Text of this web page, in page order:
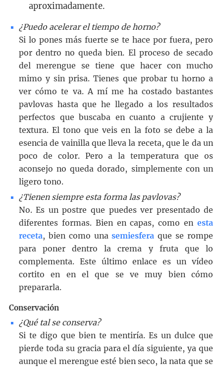
aproximadamente.
¿Puedo acelerar el tiempo de horno?
Si lo pones más fuerte se te hace por fuera, pero
por dentro no queda bien. El proceso de secado
del merengue se tiene que hacer con mucho
mimo y sin prisa. Tienes que probar tu horno a
ver cómo te va. A mí me ha costado bastantes
pavlovas hasta que he llegado a los resultados
perfectos que buscaba en cuanto a crujiente y
textura. El tono que veis en la foto se debe a la
esencia de vainilla que lleva la receta, que le da un
poco de color. Pero a la temperatura que os
aconsejo no queda dorado, simplemente con un
ligero tono.
¿Tienen siempre esta forma las pavlovas?
No. Es un postre que puedes ver presentado de
diferentes formas. Bien en capas, como enesta
receta, bien como unasemiesfera que se rompe
para poner dentro la crema y fruta que lo
complementa. Este último enlace es un vídeo
cortito en en el que se ve muy bien cómo
prepararla.
Conservación
¿Qué tal se conserva?
Si te digo que bien te mentiría. Es un dulce que
pierde toda su gracia para el día siguiente, ya que
aunque el merengue esté bien seco, la nata que se